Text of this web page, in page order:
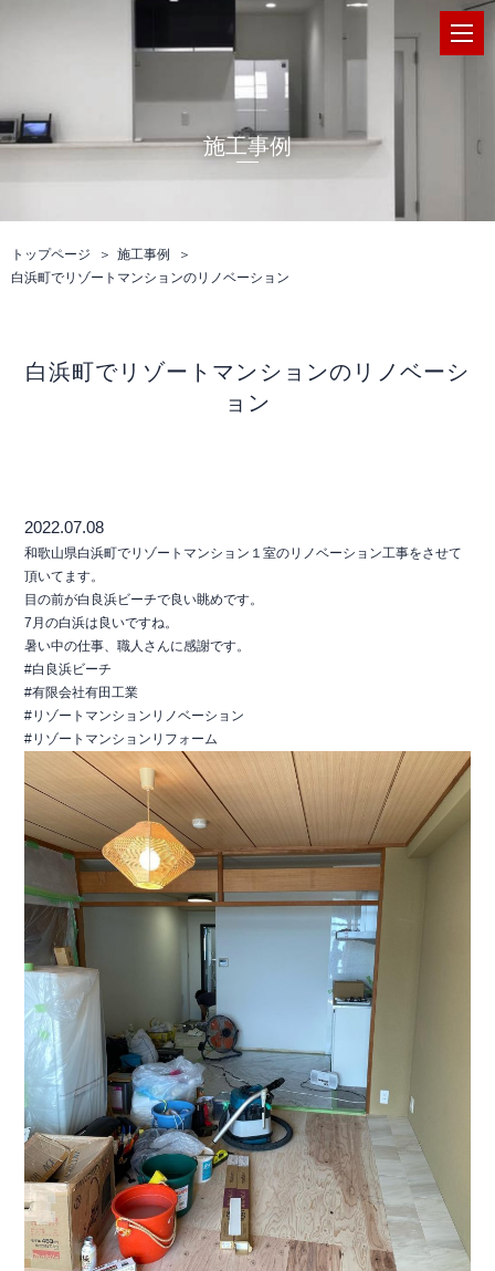
施工事例
トップページ
施工事例
白浜町でリゾートマンションのリノベーション
白浜町でリゾートマンションのリノベーシ
ョン
2022.07.08
和歌山県白浜町でリゾートマンション１室のリノベーション工事をさせて
頂いてます。
目の前が白良浜ビーチで良い眺めです。
7月の白浜は良いですね。
暑い中の仕事、職人さんに感謝です。
#白良浜ビーチ
#有限会社有田工業
#リゾートマンションリノベーション
#リゾートマンションリフォーム